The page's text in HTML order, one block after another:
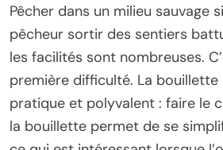
Pêcher dans un milieu sauvage
pêcheur sortir des sentiers
les facilités sont nombreuses.
première difficulté. La
pratique et polyvalent : faire le
la bouillette permet de se